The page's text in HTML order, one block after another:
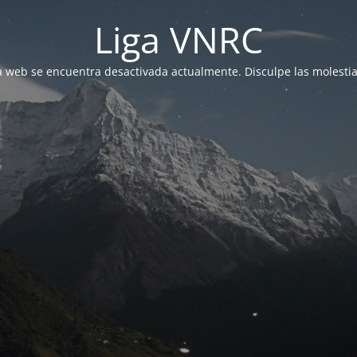
Liga VNRC
web se encuentra desactivada actualmente. Disculpe las